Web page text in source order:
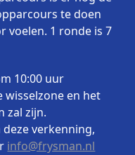
te doen
voelen. 1 ronde is 7
10:00 uur
wisselzone en het
zal zijn.
verkenning,
info@frysman.nl